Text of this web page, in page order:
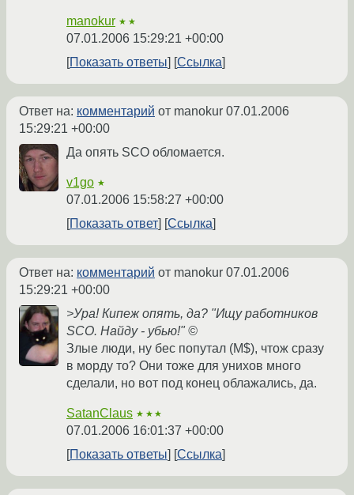
manokur ★★
07.01.2006 15:29:21 +00:00
Показать ответы
Ссылка
Ответ на: комментарий от manokur 07.01.2006
15:29:21 +00:00
Да опять SCO обломается.
v1go ★
07.01.2006 15:58:27 +00:00
Показать ответ
Ссылка
Ответ на: комментарий от manokur 07.01.2006
15:29:21 +00:00
>Ура! Кипеж опять, да? "Ищу работников
SCO. Найду - убью!" ©
Злые люди, ну бес попутал (M$), чтож сразу
в морду то? Они тоже для унихов много
сделали, но вот под конец облажались, да.
SatanClaus ★★★
07.01.2006 16:01:37 +00:00
Показать ответы
Ссылка